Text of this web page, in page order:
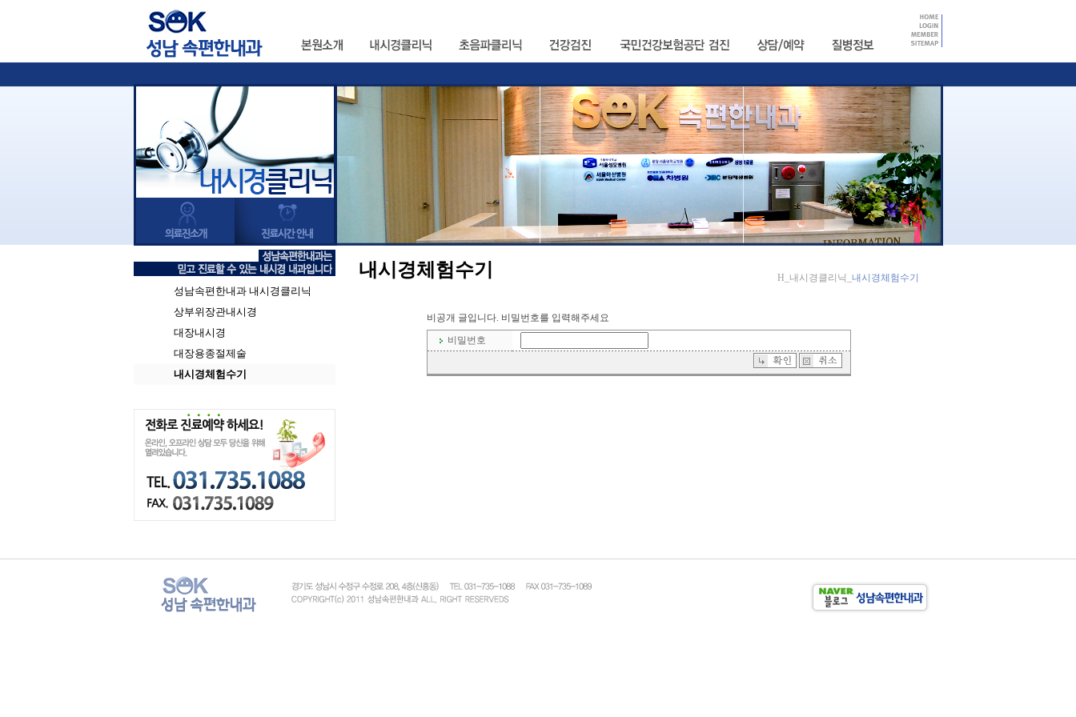
성남속편한내과 내시경클리닉
상부위장관내시경
대장내시경
대장용종절제술
내시경체험수기
내시경체험수기 H_내시경클리닉_ 내시경체험수기
비공개 글입니다. 비밀번호를 입력해주세요
비밀번호